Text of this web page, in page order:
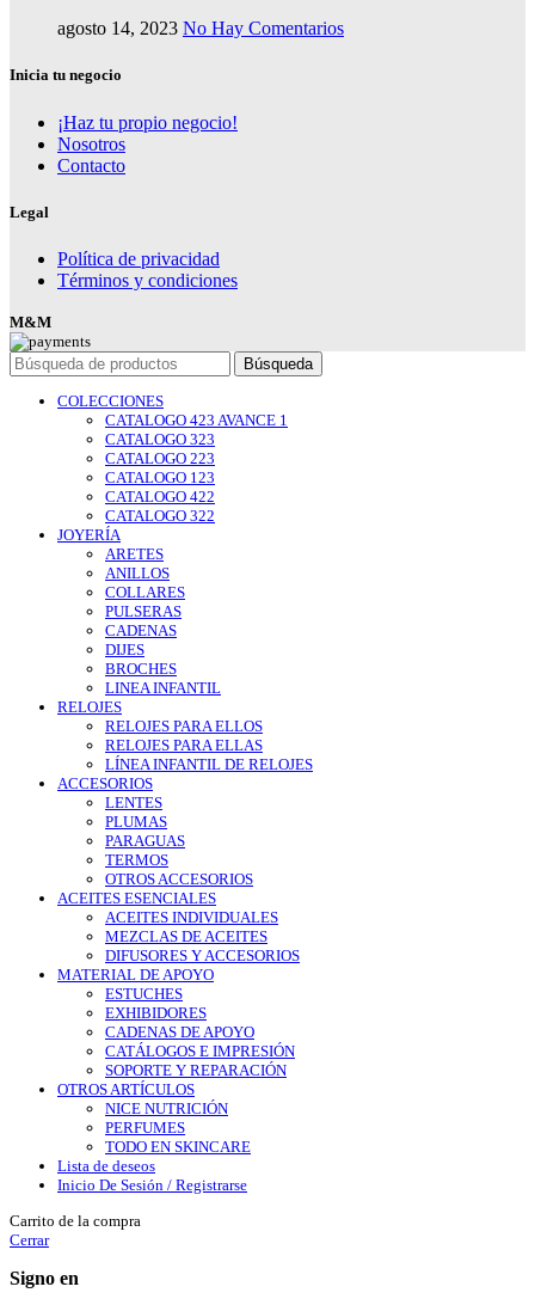
agosto 14, 2023 No Hay Comentarios
Inicia tu negocio
¡Haz tu propio negocio!
Nosotros
Contacto
Legal
Política de privacidad
Términos y condiciones
M&M
Búsqueda
COLECCIONES
CATALOGO 423 AVANCE 1
CATALOGO 323
CATALOGO 223
CATALOGO 123
CATALOGO 422
CATALOGO 322
JOYERÍA
ARETES
ANILLOS
COLLARES
PULSERAS
CADENAS
DIJES
BROCHES
LINEA INFANTIL
RELOJES
RELOJES PARA ELLOS
RELOJES PARA ELLAS
LÍNEA INFANTIL DE RELOJES
ACCESORIOS
LENTES
PLUMAS
PARAGUAS
TERMOS
OTROS ACCESORIOS
ACEITES ESENCIALES
ACEITES INDIVIDUALES
MEZCLAS DE ACEITES
DIFUSORES Y ACCESORIOS
MATERIAL DE APOYO
ESTUCHES
EXHIBIDORES
CADENAS DE APOYO
CATÁLOGOS E IMPRESIÓN
SOPORTE Y REPARACIÓN
OTROS ARTÍCULOS
NICE NUTRICIÓN
PERFUMES
TODO EN SKINCARE
Lista de deseos
Inicio De Sesión / Registrarse
Carrito de la compra
Cerrar
Signo en